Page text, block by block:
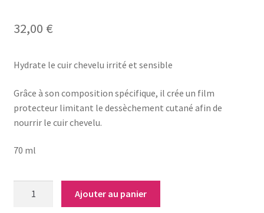
32,00 €
Hydrate le cuir chevelu irrité et sensible
Grâce à son composition spécifique, il crée un film
protecteur limitant le dessèchement cutané afin de
nourrir le cuir chevelu.
70 ml
Ajouter au panier